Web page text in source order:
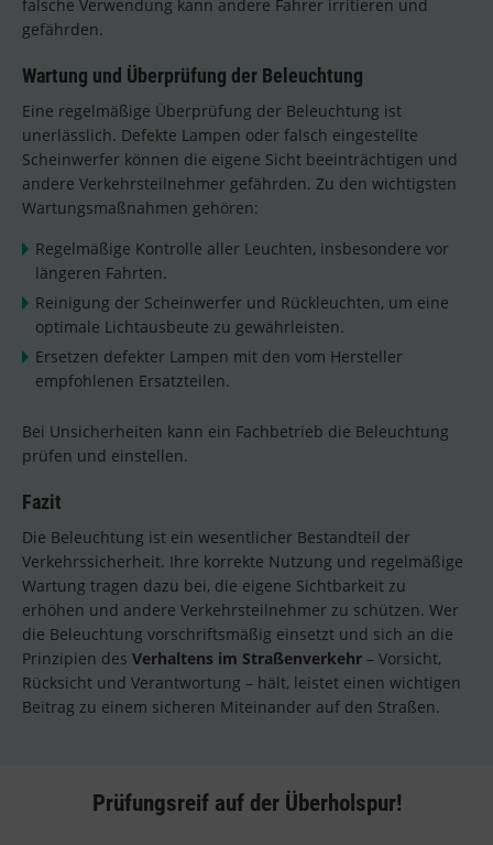
falsche Verwendung kann andere Fahrer irritieren und
gefährden.
Wartung und Überprüfung der Beleuchtung
Eine regelmäßige Überprüfung der Beleuchtung ist
unerlässlich. Defekte Lampen oder falsch eingestellte
Scheinwerfer können die eigene Sicht beeinträchtigen und
andere Verkehrsteilnehmer gefährden. Zu den wichtigsten
Wartungsmaßnahmen gehören:
Regelmäßige Kontrolle aller Leuchten, insbesondere vor
längeren Fahrten.
Reinigung der Scheinwerfer und Rückleuchten, um eine
optimale Lichtausbeute zu gewährleisten.
Ersetzen defekter Lampen mit den vom Hersteller
empfohlenen Ersatzteilen.
Bei Unsicherheiten kann ein Fachbetrieb die Beleuchtung
prüfen und einstellen.
Fazit
Die Beleuchtung ist ein wesentlicher Bestandteil der
Verkehrssicherheit. Ihre korrekte Nutzung und regelmäßige
Wartung tragen dazu bei, die eigene Sichtbarkeit zu
erhöhen und andere Verkehrsteilnehmer zu schützen. Wer
die Beleuchtung vorschriftsmäßig einsetzt und sich an die
Prinzipien des Verhaltens im Straßenverkehr – Vorsicht,
Rücksicht und Verantwortung – hält, leistet einen wichtigen
Beitrag zu einem sicheren Miteinander auf den Straßen.
Prüfungsreif auf der Überholspur!